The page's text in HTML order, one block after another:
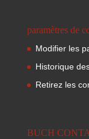
paramètres de
Modifier les
Historique
Retirez les
BUCH